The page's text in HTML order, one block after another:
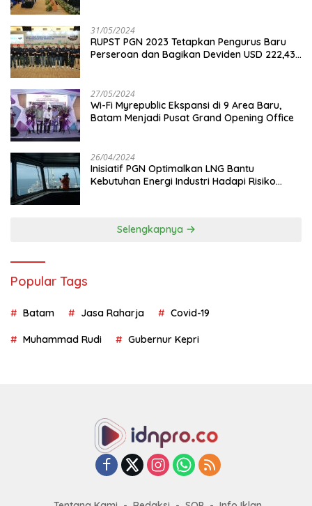
31/05/2024
RUPST PGN 2023 Tetapkan Pengurus Baru
Perseroan dan Bagikan Deviden USD 222,43
27/05/2024
Wi-Fi Myrepublic Ekspansi di 9 Area Baru,
Batam Menjadi Pusat Grand Opening Office
26/04/2024
Inisiatif PGN Optimalkan LNG Bantu
Kebutuhan Energi Industri Hadapi Risiko
Selengkapnya
Popular Tags
Batam Jasa Raharja Covid-19
Muhammad Rudi Gubernur Kepri